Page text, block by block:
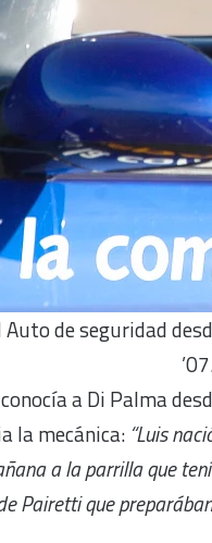
de seguridad
a Di Palma
la mecánica: “Luis
a la parrilla que
Pairetti que